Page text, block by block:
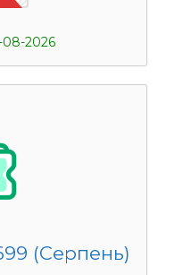
08-2026
(Серпень)